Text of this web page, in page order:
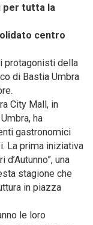
per tutta la
centro
protagonisti della
di Bastia Umbra
City Mall, in
ha
gastronomici
La prima iniziativa
una
stagione che
in piazza
le loro